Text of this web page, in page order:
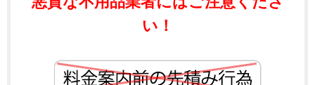
い！